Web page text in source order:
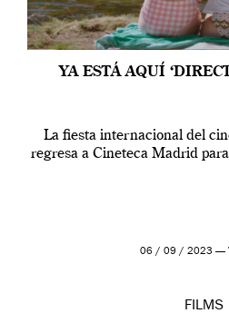
YA ESTÁ AQUÍ
La fiesta internacional del
regresa a Cineteca Madrid
06 / 09 / 2023 —
FILMS